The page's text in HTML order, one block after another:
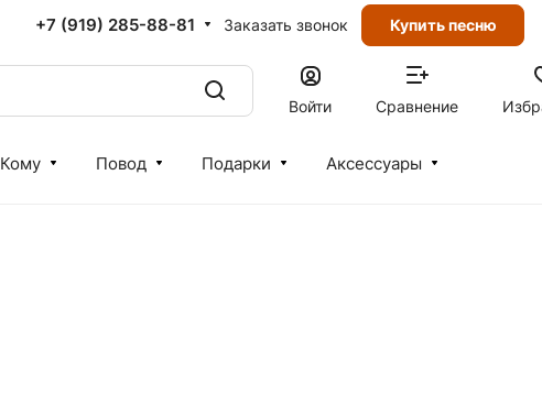
+7 (919) 285-88-81 Заказать звонок Купить песню
Войти Сравнение
Кому Повод Подарки Аксессуары